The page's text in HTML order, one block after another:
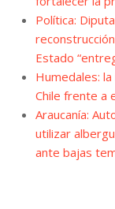
Política:
Estado
Humedales:
Chile frente a
Araucanía:
utilizar
ante bajas